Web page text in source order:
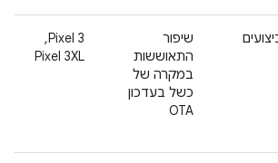
שיפור
התאוששות
במקרה של
כשל בעדכון
OTA
Pixel 3‏,
Pixel 3XL